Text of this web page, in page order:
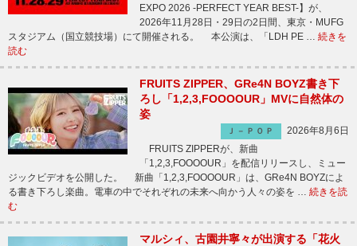
EXPO 2026 -PERFECT YEAR BEST-】が、
2026年11月28日・29日の2日間、東京・MUFG
スタジアム（国立競技場）にて開催される。 本公演は、「LDH PE … 続きを
読む
FRUITS ZIPPER、GRe4N BOYZ書き下
ろし「1,2,3,FOOOOUR」MVに自然体の
姿
Ｊ－ＰＯＰ
2026年8月6日
FRUITS ZIPPERが、新曲
「1,2,3,FOOOOUR」を配信リリースし、ミュー
ジックビデオを公開した。 新曲「1,2,3,FOOOOUR」は、GRe4N BOYZによ
る書き下ろし楽曲。電車の中でそれぞれの未来へ向かう人々の姿を … 続きを読
む
マルシィ、古園井寧々が出演する「花火